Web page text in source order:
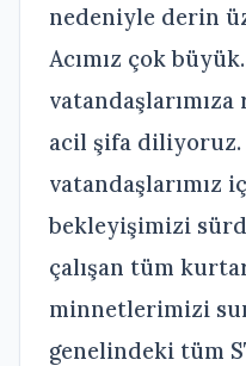
nedeniyle derin
Acımız çok
vatandaşlarımıza
acil şifa diliyoruz.
vatandaşlarımız
bekleyişimizi
çalışan tüm
minnetlerimizi
genelindeki tüm